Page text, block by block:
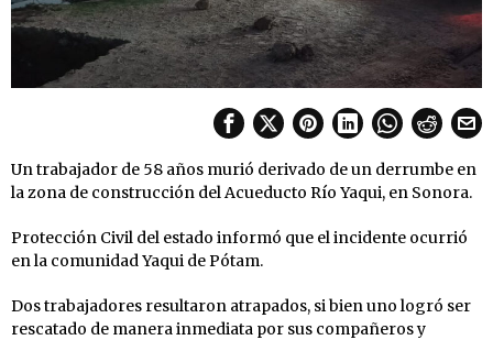
Un trabajador de 58 años murió derivado de un derrumbe en
la zona de construcción del Acueducto Río Yaqui, en Sonora.
Protección Civil del estado informó que el incidente ocurrió
en la comunidad Yaqui de Pótam.
Dos trabajadores resultaron atrapados, si bien uno logró ser
rescatado de manera inmediata por sus compañeros y